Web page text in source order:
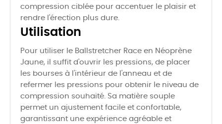
compression ciblée pour accentuer le plaisir et
rendre l'érection plus dure.
Utilisation
Pour utiliser le Ballstretcher Race en Néoprène
Jaune, il suffit d'ouvrir les pressions, de placer
les bourses à l'intérieur de l'anneau et de
refermer les pressions pour obtenir le niveau de
compression souhaité. Sa matière souple
permet un ajustement facile et confortable,
garantissant une expérience agréable et